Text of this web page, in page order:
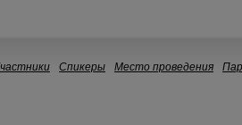
Спикеры Место проведения